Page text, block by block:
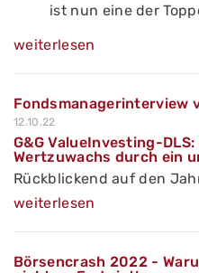
ist nun eine der
weiterlesen
Fondsmanagerinterview
12.10.22
G&G ValueInvesting-
Wertzuwachs durch ein
Rückblickend auf den
weiterlesen
Börsencrash 2022 -